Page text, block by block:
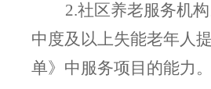
2.社区养老服务机
中度及以上失能老年人
单》中服务项目的能力。